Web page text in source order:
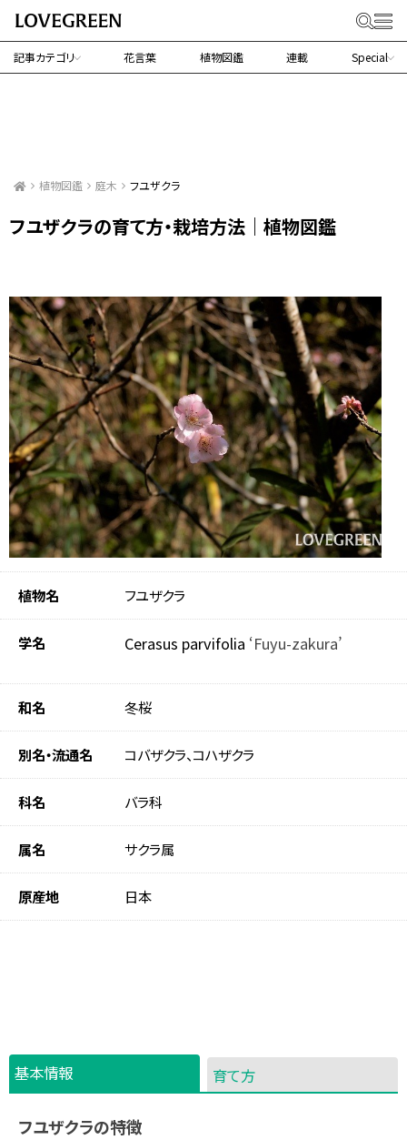
記事カテゴリ 花言葉 植物図鑑 連載 Special
植物図鑑 庭木 フユザクラ
フユザクラの育て方・栽培方法｜植物図鑑
植物名 フユザクラ
学名 Cerasus parvifolia ‘Fuyu-zakura’
和名 冬桜
別名・流通名 コバザクラ、コハザクラ
科名 バラ科
属名 サクラ属
原産地 日本
基本情報 育て方
フユザクラの特徴